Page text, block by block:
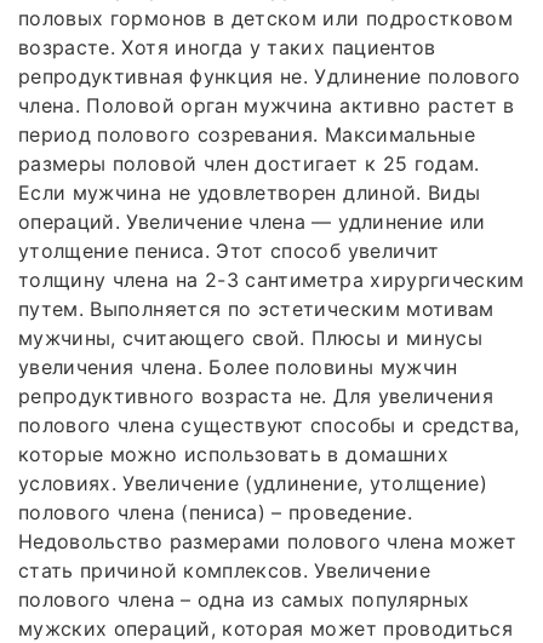
половых гормонов в детском или подростковом
возрасте. Хотя иногда у таких пациентов
репродуктивная функция не. Удлинение полового
члена. Половой орган мужчина активно растет в
период полового созревания. Максимальные
размеры половой член достигает к 25 годам.
Если мужчина не удовлетворен длиной. Виды
операций. Увеличение члена — удлинение или
утолщение пениса. Этот способ увеличит
толщину члена на 2-3 сантиметра хирургическим
путем. Выполняется по эстетическим мотивам
мужчины, считающего свой. Плюсы и минусы
увеличения члена. Более половины мужчин
репродуктивного возраста не. Для увеличения
полового члена существуют способы и средства,
которые можно использовать в домашних
условиях. Увеличение (удлинение, утолщение)
полового члена (пениса) – проведение.
Недовольство размерами полового члена может
стать причиной комплексов. Увеличение
полового члена – одна из самых популярных
мужских операций, которая может проводиться